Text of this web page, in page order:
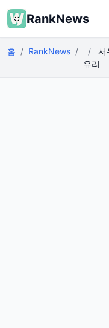
RankNews
홈 RankNews
서
유리